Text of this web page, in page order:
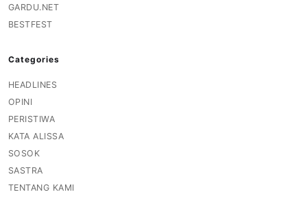
GARDU.NET
BESTFEST
Categories
HEADLINES
OPINI
PERISTIWA
KATA ALISSA
SOSOK
SASTRA
TENTANG KAMI